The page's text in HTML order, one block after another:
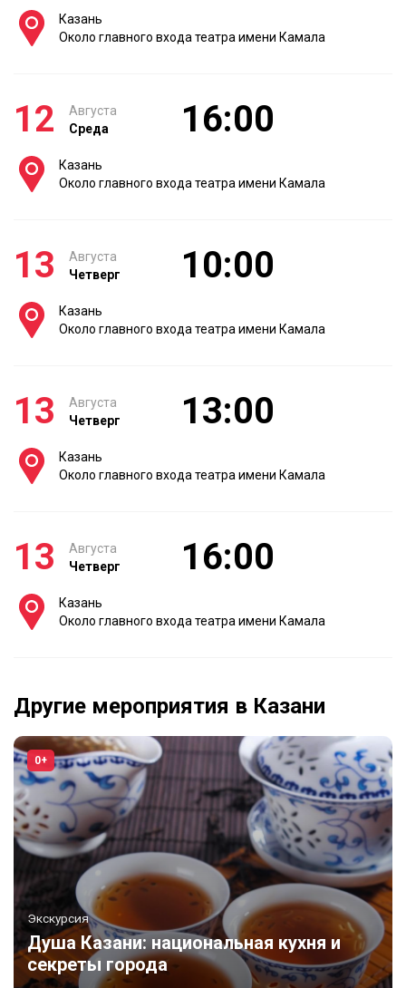
Казань
Около главного входа театра имени Камала
12
Августа
Среда
16:00
Казань
Около главного входа театра имени Камала
13
Августа
Четверг
10:00
Казань
Около главного входа театра имени Камала
13
Августа
Четверг
13:00
Казань
Около главного входа театра имени Камала
13
Августа
Четверг
16:00
Казань
Около главного входа театра имени Камала
Другие мероприятия в Казани
0+
Экскурсия
Душа Казани: национальная кухня и
секреты города